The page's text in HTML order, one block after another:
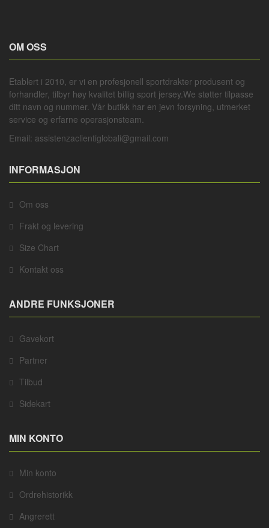
OM OSS
Etablert i 2010, er vi en profesjonell sportdrakter produsent og
forhandler, tilbyr høy kvalitet billig sport jersey.We støtter tilpasse
ditt navn og nummer. Vår butikk har en jevn forsyning, utmerket
service og erfarne operasjonsteam.
Email: assistenzaclientiglobali@gmail.com
INFORMASJON
Om oss
Frakt og levering
Size Chart
Kontakt oss
ANDRE FUNKSJONER
Gavekort
Partner
Tilbud
Sidekart
MIN KONTO
Min konto
Ordrehistorikk
Angrerett